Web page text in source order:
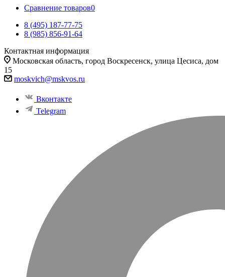
Сравнение товаров0
8 (495) 187-77-75
8 (985) 856-91-64
Контактная информация
Московская область, город Воскресенск, улица Цесиса, дом
15
moskvich@mskvos.ru
Вконтакте
Telegram